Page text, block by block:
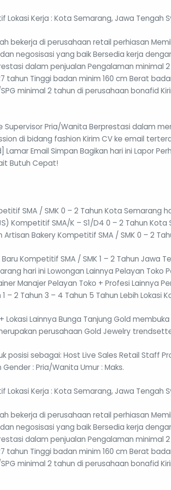
Lokasi Kerja : Kota Semarang, Jawa Tengah
bekerja di perusahaan retail perhiasan
negosisasi yang baik Bersedia kerja
dalam penjualan Pengalaman
tahun Tinggi badan minim 160 cm Berat
minimal 2 tahun di perusahaan bonafid
Supervisor Pria/Wanita Berprestasi dalam
di bidang fashion Kirim CV ke email
Lamar Email Simpan Bagikan hari ini Lapor
Butuh Cepat!
SMA / SMK 0 – 2 Tahun Kota Semarang
Kompetitif SMA/K – S1/D4 0 – 2 Tahun
Artisan Bakery Kompetitif SMA / SMK 0 – 2
Kompetitif SMA / SMK 1 – 2 Tahun Jawa
hari ini Lowongan Lainnya Pelayan
Manajer Pelayan Toko + Profesi Lainnya
– 2 Tahun 3 – 4 Tahun 5 Tahun Lebih Lokasi
Lokasi Lainnya Bunga Tanjung Gold
perusahaan Gold Jewelry
sebagai: Host Live Sales Retail Staff
: Pria/Wanita Umur : Maks.
Lokasi Kerja : Kota Semarang, Jawa Tengah
bekerja di perusahaan retail perhiasan
negosisasi yang baik Bersedia kerja
dalam penjualan Pengalaman
tahun Tinggi badan minim 160 cm Berat
minimal 2 tahun di perusahaan bonafid